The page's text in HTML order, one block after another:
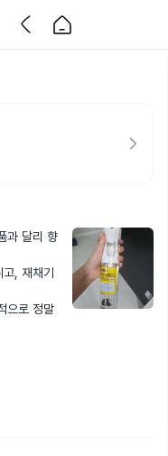
과 달리 향
, 재채기
으로 정말